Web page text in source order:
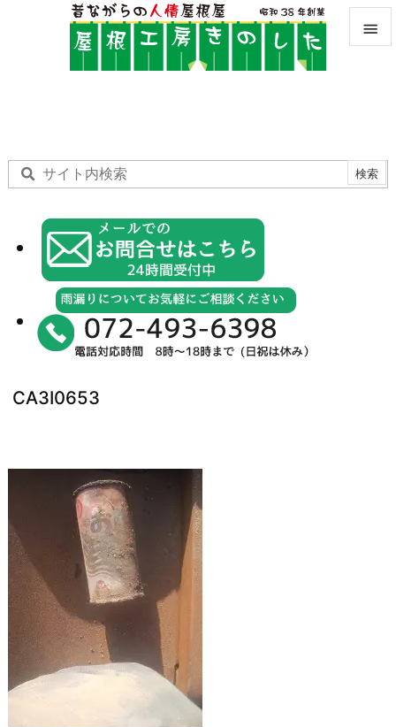


CA3I0653